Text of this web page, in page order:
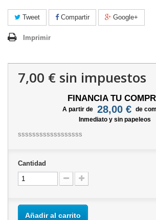
Tweet Compartir Google+
Imprimir
7,00 € sin impuestos
FINANCIA TU
A partir de 28,00 € de
Inmediato y sin papeleos
ssssssssssssssssss
Cantidad
Añadir al carrito